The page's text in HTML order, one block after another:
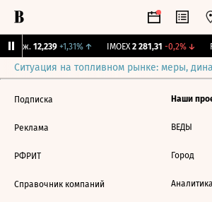
Бирж. 12,239 +1,31%↑ IMOEX 2 281,31 -0,2%↓
Ситуация на топливном рынке: меры,
Подписка
Реклама
РФРИТ
Справочник компаний
Наши
ВЕДЫ
Город
Аналитика